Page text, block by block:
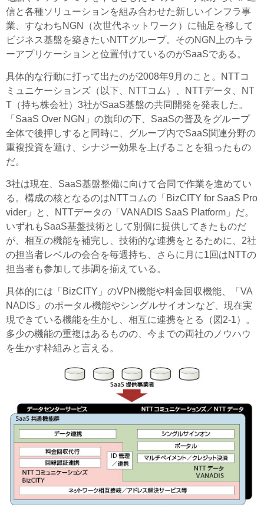
信と各種ソリューションを組み合わせた新しいインフラ事
業、すなわちNGN（次世代ネットワーク）に軸足を移して
ビジネス基盤を築きたいNTTグループ。そのNGN上のキラ
ーアプリケーションと位置付けているのがSaaSである。
具体的な行動に打って出たのが2008年9月のこと。NTTコ
ミュニケーションズ（以下、NTTコム）、NTTデータ、NT
T（持ち株会社）3社がSaaS基盤の共同開発を発表した。
「SaaS Over NGN」の旗印の下、SaaSの普及をグループ
全体で後押しすると同時に、グループ内でSaaS関連分野の
重複投資を避け、シナジー効果を上げることを狙ったもの
だ。
3社は現在、SaaS基盤整備に向けて合同で作業を進めてい
る。構成の核となるのはNTTコムの「BizCITY for SaaS Pro
vider」と、NTTデータの「VANADIS SaaS Platform」だ。
いずれもSaaS基盤技術として別個に提供してきたものだ
が、相互の機能を補完し、技術的な連携をとるために、2社
の担当者レベルの会合を毎週持ち、さらに月に1回はNTTの
担当者も参加して歩調を揃えている。
具体的には「BizCITY」のVPN機能や料金回収機能、「VA
NADIS」のポータル機能やシングルサイオンなど、現在実
現できている機能を生かし、相互に連携をとる（図2-1）。
多少の機能の重複はあるものの、今までの両社のノウハウ
を生かす枠組みと言える。